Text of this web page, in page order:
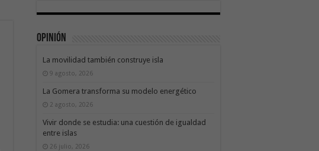
Opinión
La movilidad también construye isla
9 agosto, 2026
La Gomera transforma su modelo energético
2 agosto, 2026
Vivir donde se estudia: una cuestión de igualdad
entre islas
26 julio, 2026